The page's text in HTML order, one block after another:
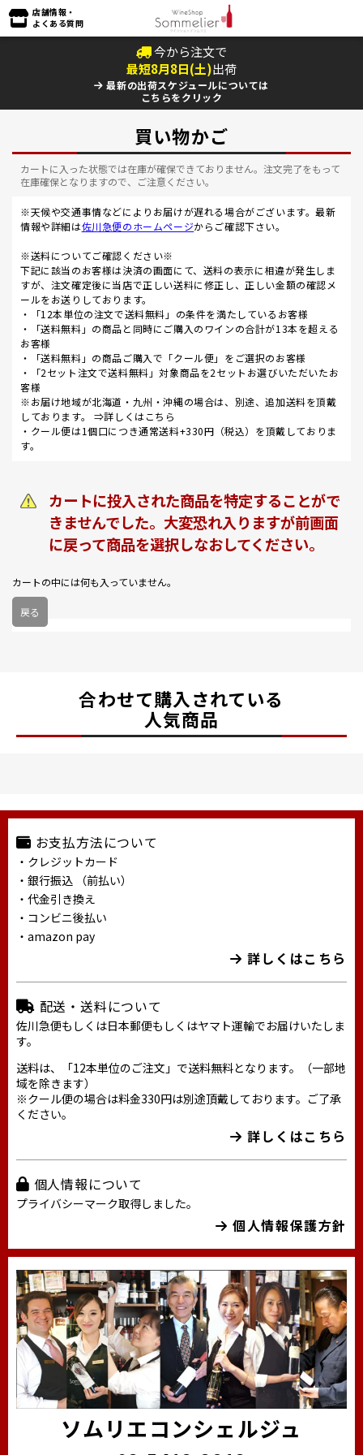
店舗情報・
よくある質問
今から注文で
最短8月8日(土)出荷
最新の出荷スケジュールについては
こちらをクリック
買い物かご
カートに入った状態では在庫が確保できておりません。注文完了をもって
在庫確保となりますので、ご注意ください。
※天候や交通事情などによりお届けが遅れる場合がございます。最新
情報や詳細は佐川急便のホームページからご確認下さい。
※送料についてご確認ください※
下記に該当のお客様は決済の画面にて、送料の表示に相違が発生しま
すが、注文確定後に当店で正しい送料に修正し、正しい金額の確認メ
ールをお送りしております。
・「12本単位の注文で送料無料」の条件を満たしているお客様
・「送料無料」の商品と同時にご購入のワインの合計が13本を超える
お客様
・「送料無料」の商品ご購入で「クール便」をご選択のお客様
・「2セット注文で送料無料」対象商品を2セットお選びいただいたお
客様
※お届け地域が北海道・九州・沖縄の場合は、別途、追加送料を頂戴
しております。 ⇒詳しくはこちら
・クール便は1個口につき通常送料+330円（税込）を頂戴しておりま
す。
カートに投入された商品を特定することがで
きませんでした。大変恐れ入りますが前画面
に戻って商品を選択しなおしてください。
カートの中には何も入っていません。
戻る
合わせて購入されている
人気商品
お支払方法について
・クレジットカード
・銀行振込 （前払い）
・代金引き換え
・コンビニ後払い
・amazon pay
詳しくはこちら
配送・送料について
佐川急便もしくは日本郵便もしくはヤマト運輸でお届けいたしま
す。
送料は、「12本単位のご注文」で送料無料となります。（一部地
域を除きます）
※クール便の場合は料金330円は別途頂戴しております。ご了承
ください。
詳しくはこちら
個人情報について
プライバシーマーク取得しました。
個人情報保護方針
ソムリエコンシェルジュ